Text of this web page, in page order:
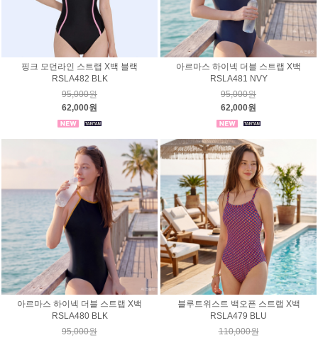
핑크 모던라인 스트랩 X백 블랙
RSLA482 BLK
95,000원
62,000원
아르마스 하이넥 더블 스트랩 X백
RSLA481 NVY
95,000원
62,000원
아르마스 하이넥 더블 스트랩 X백
RSLA480 BLK
95,000원
블루트위스트 백오픈 스트랩 X백
RSLA479 BLU
110,000원